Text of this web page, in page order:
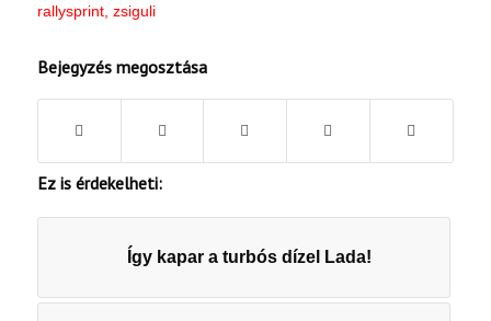
rallysprint, zsiguli
Bejegyzés megosztása
Ez is érdekelheti:
Így kapar a turbós dízel Lada!